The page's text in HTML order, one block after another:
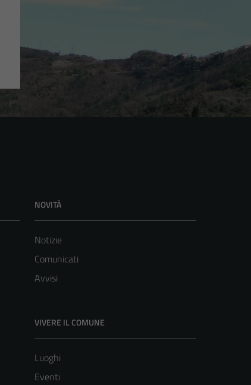
NOVITÀ
Notizie
Comunicati
Avvisi
VIVERE IL COMUNE
Luoghi
Eventi